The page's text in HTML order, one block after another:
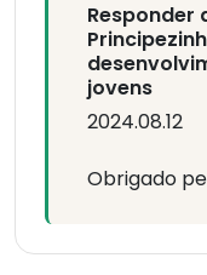
Responder
jovens
2024.08.12
Obrigado